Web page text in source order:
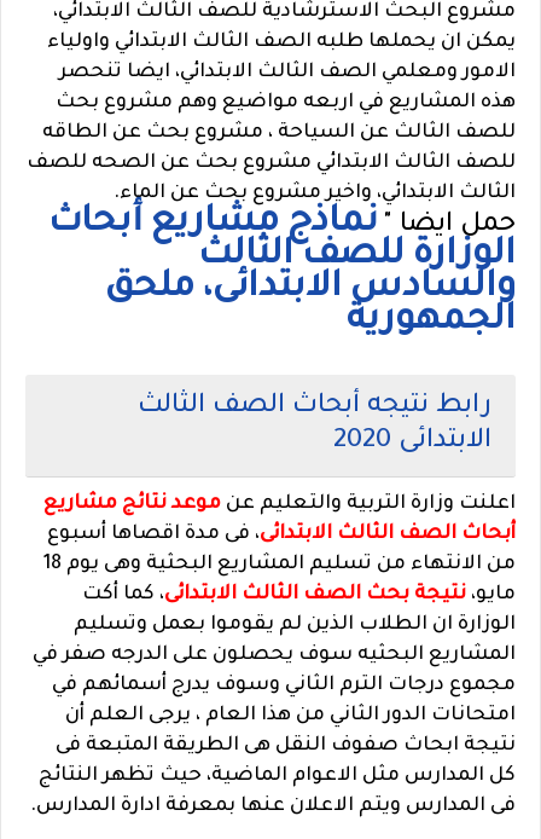
مشروع البحث الاسترشادية للصف الثالث الابتدائي،
يمكن ان يحملها طلبه الصف الثالث الابتدائي واولياء
الامور ومعلمي الصف الثالث الابتدائي، ايضا تنحصر
هذه المشاريع في اربعه مواضيع وهم مشروع بحث
للصف الثالث عن السياحة ، مشروع بحث عن الطاقه
للصف الثالث الابتدائي مشروع بحث عن الصحه للصف
الثالث الابتدائي، واخير مشروع بحث عن الماء.
حمل ايضا " نماذج مشاريع أبحاث
الوزارة للصف الثالث
والسادس الابتدائى، ملحق
الجمهورية
رابط نتيجه أبحاث الصف الثالث
الابتدائى 2020
اعلنت وزارة التربية والتعليم عن موعد نتائج مشاريع
أبحاث الصف الثالث الابتدائى، فى مدة اقصاها أسبوع
من الانتهاء من تسليم المشاريع البحثية وهى يوم 18
مايو، نتيجة بحث الصف الثالث الابتدائى، كما أكت
الوزارة ان الطلاب الذين لم يقوموا بعمل وتسليم
المشاريع البحثيه سوف يحصلون على الدرجه صفر في
مجموع درجات الترم الثاني وسوف يدرج أسمائهم في
امتحانات الدور الثاني من هذا العام ، يرجى العلم أن
نتيجة ابحاث صفوف النقل هى الطريقة المتبعة فى
كل المدارس مثل الاعوام الماضية، حيث تظهر النتائج
فى المدارس ويتم الاعلان عنها بمعرفة ادارة المدارس.